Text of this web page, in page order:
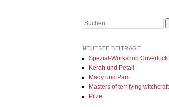
Suchen
NEUESTE BEITRÄGE
Spezial-Workshop Coverlock
Kerah und Petali
Mady und Pam
Masters of terrifying witchcraft
Pilze